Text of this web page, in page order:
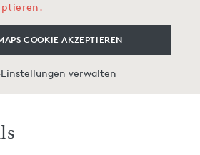
COOKIE AKZEPTIEREN
verwalten